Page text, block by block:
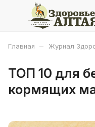
Главная – Журнал
ТОП 10 для
кормящих